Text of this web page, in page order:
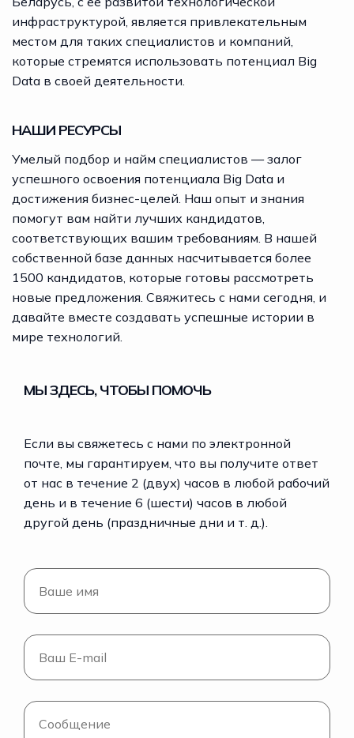
инфраструктурой, является привлекательным
местом для таких специалистов и компаний,
которые стремятся использовать потенциал Big
Data в своей деятельности.
НАШИ РЕСУРСЫ
Умелый подбор и найм специалистов — залог
успешного освоения потенциала Big Data и
достижения бизнес-целей. Наш опыт и знания
помогут вам найти лучших кандидатов,
соответствующих вашим требованиям. В нашей
собственной базе данных насчитывается более
1500 кандидатов, которые готовы рассмотреть
новые предложения. Свяжитесь с нами сегодня, и
давайте вместе создавать успешные истории в
мире технологий.
МЫ ЗДЕСЬ, ЧТОБЫ ПОМОЧЬ
Если вы свяжетесь с нами по электронной
почте, мы гарантируем, что вы получите ответ
от нас в течение 2 (двух) часов в любой рабочий
день и в течение 6 (шести) часов в любой
другой день (праздничные дни и т. д.).